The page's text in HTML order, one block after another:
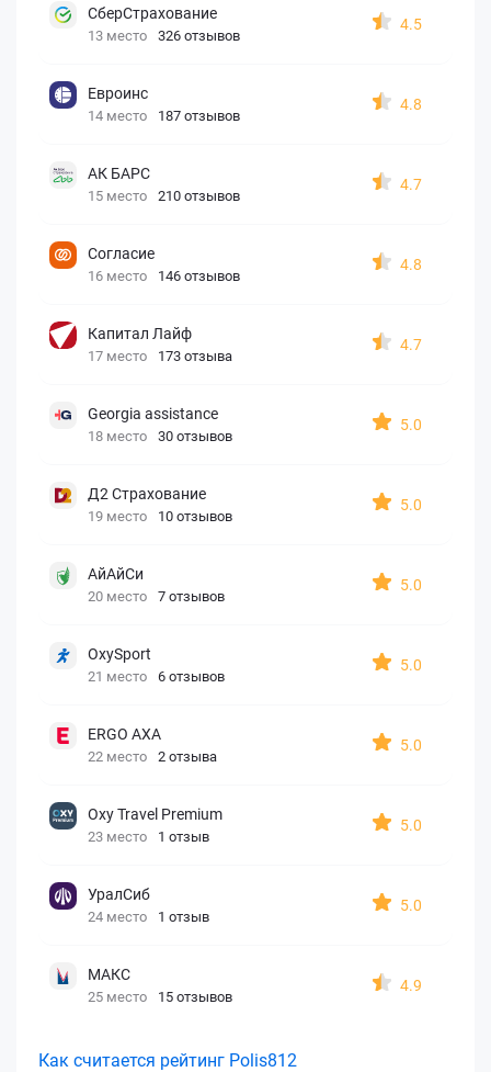
СберСтрахование
13 место 326 отзывов
4.5
Евроинс
14 место 187 отзывов
4.8
АК БАРС
15 место 210 отзывов
4.7
Согласие
16 место 146 отзывов
4.8
Капитал Лайф
17 место 173 отзыва
4.7
Georgia assistance
18 место 30 отзывов
5.0
Д2 Страхование
19 место 10 отзывов
5.0
АйАйСи
20 место 7 отзывов
5.0
OxySport
21 место 6 отзывов
5.0
ERGO AXA
22 место 2 отзыва
5.0
Oxy Travel Premium
23 место 1 отзыв
5.0
УралСиб
24 место 1 отзыв
5.0
МАКС
25 место 15 отзывов
4.9
Как считается рейтинг Polis812